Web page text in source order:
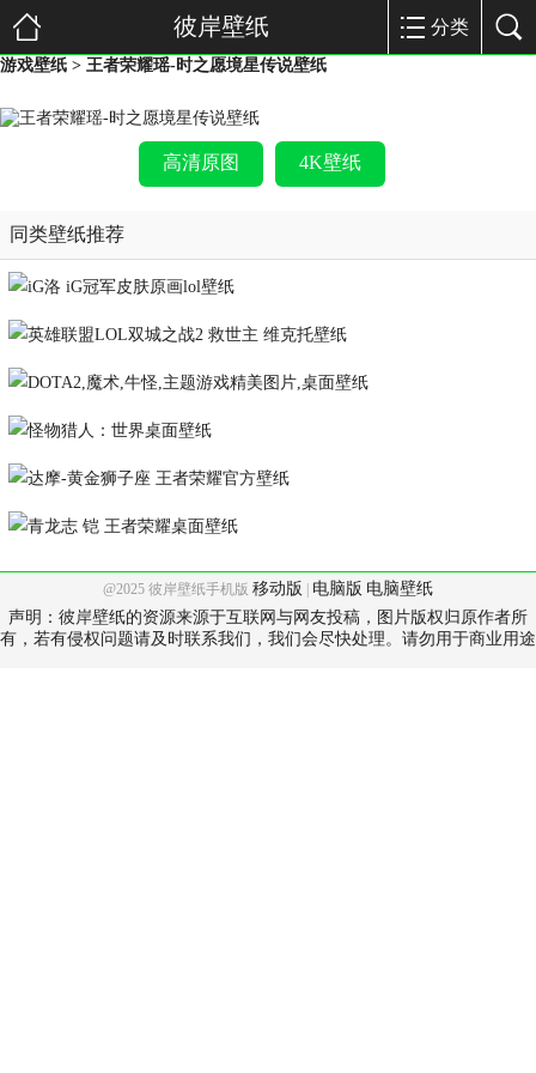
彼岸壁纸 分类
游戏壁纸 > 王者荣耀瑶-时之愿境星传说壁纸
高清原图 4K壁纸
同类壁纸推荐
@2025 彼岸壁纸手机版 移动版 电脑版 电脑壁纸
声明：彼岸壁纸的资源来源于互联网与网友投稿，图片版权归原作者所
有，若有侵权问题请及时联系我们，我们会尽快处理。请勿用于商业用途